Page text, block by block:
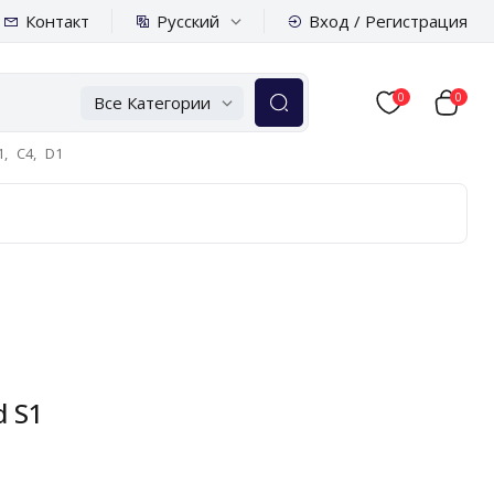
Контакт Русский Вход / Регистрация
Все Категории
C4, D1
0 0